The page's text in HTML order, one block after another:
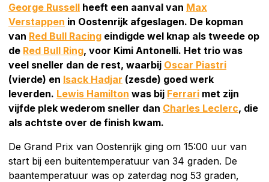
George Russell heeft een aanval van Max
Verstappen in Oostenrijk afgeslagen. De kopman
van Red Bull Racing eindigde wel knap als tweede op
de Red Bull Ring, voor Kimi Antonelli. Het trio was
veel sneller dan de rest, waarbij Oscar Piastri
(vierde) en Isack Hadjar (zesde) goed werk
leverden. Lewis Hamilton was bij Ferrari met zijn
vijfde plek wederom sneller dan Charles Leclerc, die
als achtste over de finish kwam.
De Grand Prix van Oostenrijk ging om 15:00 uur van
start bij een buitentemperatuur van 34 graden. De
baantemperatuur was op zaterdag nog 53 graden,